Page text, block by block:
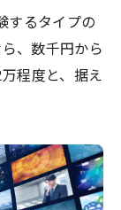
するタイプの
、数千円から
程度と、据え